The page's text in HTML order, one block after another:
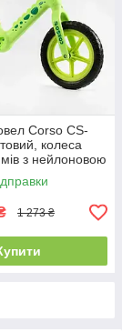
Corso CS-
колеса
з нейлоновою
велобіг
1 273 ₴